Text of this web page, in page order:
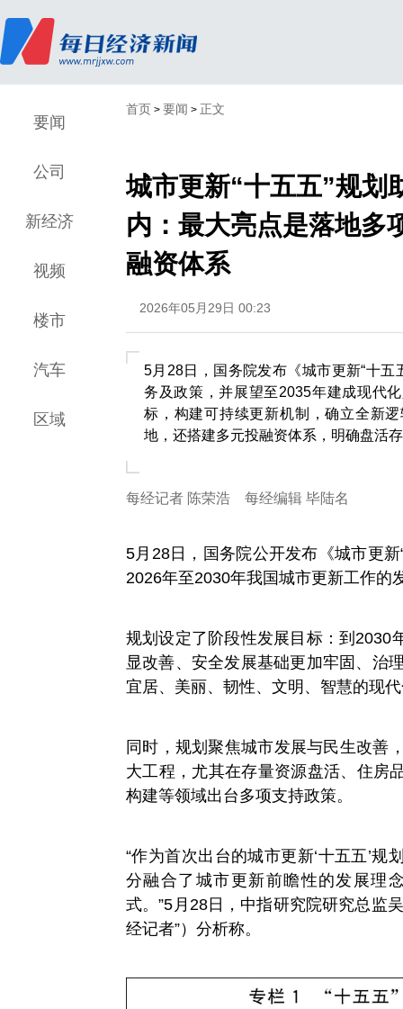
要闻
公司
新经济
视频
楼市
汽车
区域
首页 > 要闻 > 正文
城市更新“十五五”规划
内：最大亮点是落地多
融资体系
2026年05月29日 00:23
5月28日，国务院发布《城市更新“十
务及政策，并展望至2035年建成现代
标，构建可持续更新机制，确立全新
地，还搭建多元投融资体系，明确盘活
每经记者 陈荣浩 每经编辑 毕陆名
5月28日，国务院公开发布《城市更
2026年至2030年我国城市更新工作的
规划设定了阶段性发展目标：到2030
显改善、安全发展基础更加牢固、治
宜居、美丽、韧性、文明、智慧的现
同时，规划聚焦城市发展与民生改善
大工程，尤其在存量资源盘活、住房
构建等领域出台多项支持政策。
“作为首次出台的城市更新‘十五五’
分融合了城市更新前瞻性的发展理
式。”5月28日，中指研究院研究总监
经记者”）分析称。